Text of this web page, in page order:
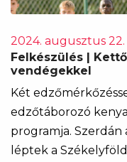
2024. augusztus 22.
Felkészülés |
vendégekkel
Két
edzőtáborozó
programja. Szerdán
léptek a